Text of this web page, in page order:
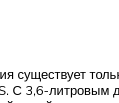
существует
С 3,6-